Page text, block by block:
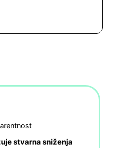
stvarna sniženja